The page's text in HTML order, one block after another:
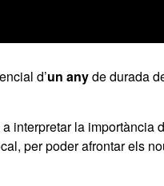
d’un anyde durada
interpretar la
per poder afrontar els